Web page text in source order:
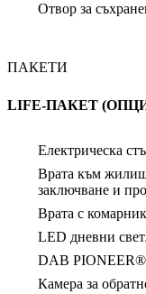
Отвор за
ПАКЕТИ
LIFE-ПАКЕТ
Електрическа
Врата към
заключване и
Врата с комарник
LED дневни
DAB PIONEER®
Камера за